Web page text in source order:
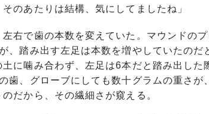
のあたりは結構、気にしてましたね」
右で歯の本数を変えていた。マウンドのプ
、踏み出す左足は本数を増やしていたのだ
に噛み合わず、左足は6本だと踏み出した
歯、グローブにしても数十グラムの重さが
だから、その繊細さが窺える。